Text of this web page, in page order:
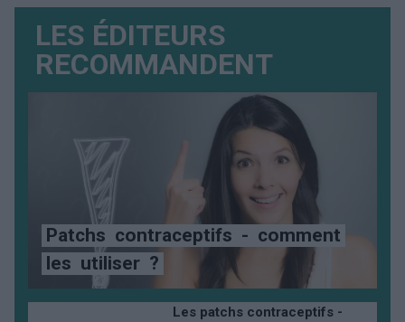
LES ÉDITEURS
RECOMMANDENT
Patchs contraceptifs - comment
les utiliser ?
Les patchs contraceptifs -